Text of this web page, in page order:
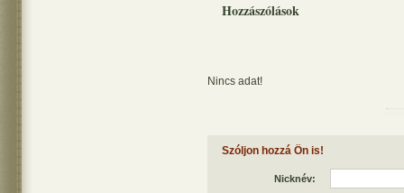
Hozzászólások
Nincs adat!
Szóljon hozzá Ön is!
Nicknév: